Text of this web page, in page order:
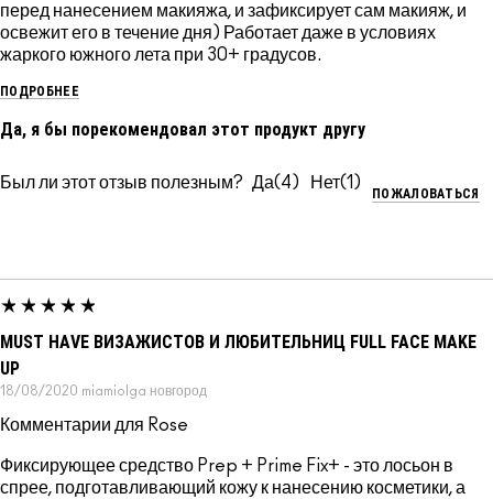
перед нанесением макияжа, и зафиксирует сам макияж, и
освежит его в течение дня) Работает даже в условиях
жаркого южного лета при 30+ градусов.
ПОДРОБНЕЕ
Да, я бы порекомендовал этот продукт другу
Был ли этот отзыв полезным? 4 1
ПОЖАЛОВАТЬСЯ
MUST HAVE ВИЗАЖИСТОВ И ЛЮБИТЕЛЬНИЦ FULL FACE MAKE
UP
18/08/2020 miamiolga новгород
Комментарии для Rose
Фиксирующее средство Prep + Prime Fix+ - это лосьон в
спрее, подготавливающий кожу к нанесению косметики, а